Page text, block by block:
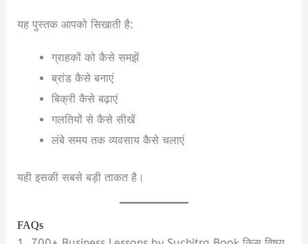
यह पुस्तक आपको सिखाती है:
ग्राहकों को कैसे समझें
ब्रांड कैसे बनाएं
बिक्री कैसे बढ़ाएं
गलतियों से कैसे सीखें
लंबे समय तक व्यवसाय कैसे चलाएं
यही इसकी सबसे बड़ी ताकत है।
FAQs